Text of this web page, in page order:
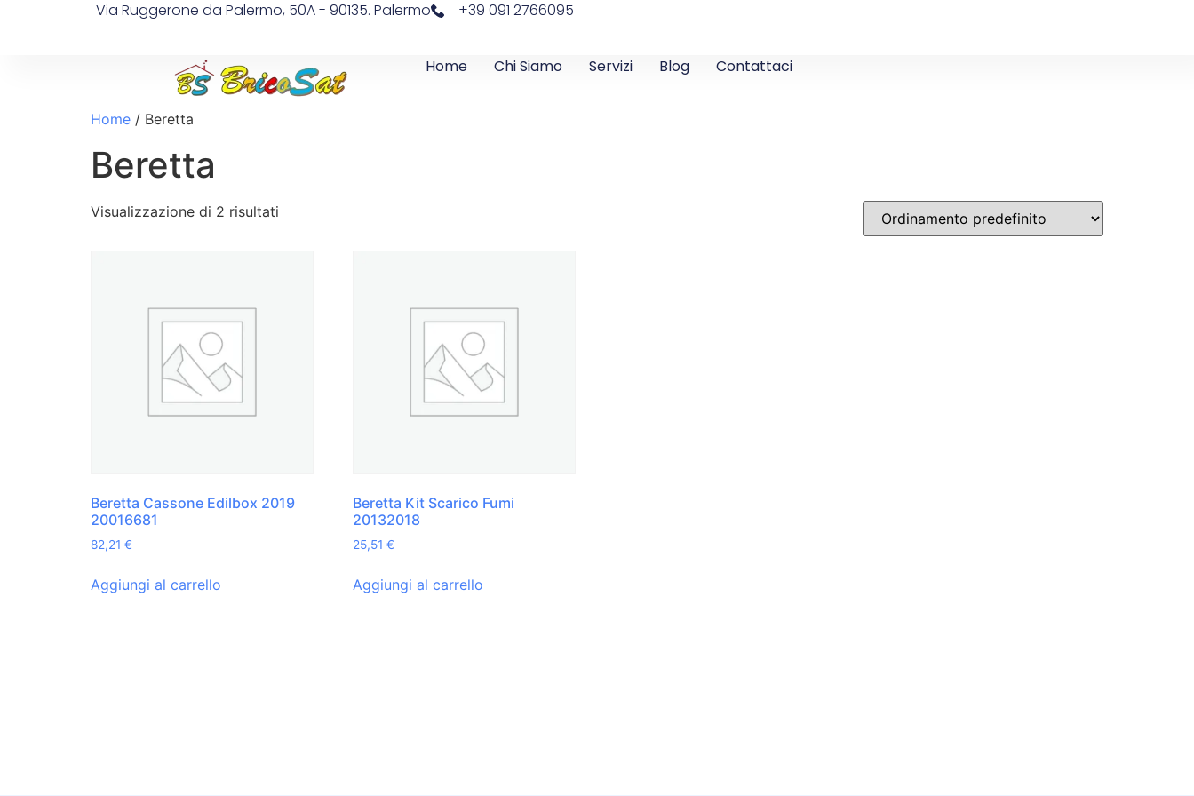
Via Ruggerone da Palermo, 50A - 90135. Palermo +39 091 2766095
Home Chi Siamo Servizi Blog Contattaci
Home / Beretta
Beretta
Visualizzazione di 2 risultati
Beretta Cassone Edilbox 2019
20016681
82,21 €
Aggiungi al carrello
Beretta Kit Scarico Fumi
20132018
25,51 €
Aggiungi al carrello